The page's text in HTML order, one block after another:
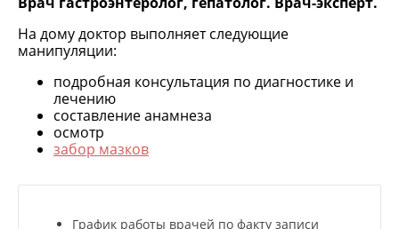
На дому доктор выполняет следующие
манипуляции:
подробная консультация по диагностике и
лечению
составление анамнеза
осмотр
забор мазков
График работы врачей по факту записи